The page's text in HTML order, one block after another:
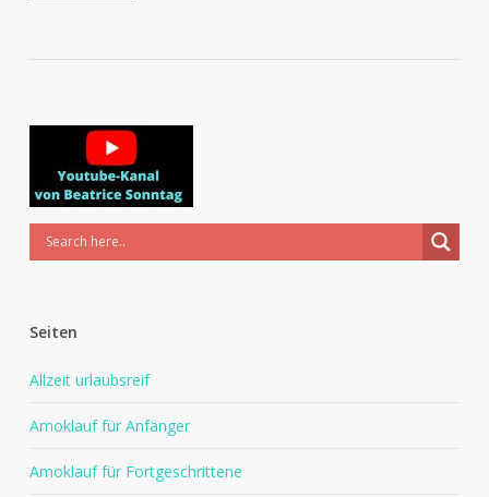
Seiten
Allzeit urlaubsreif
Amoklauf für Anfänger
Amoklauf für Fortgeschrittene